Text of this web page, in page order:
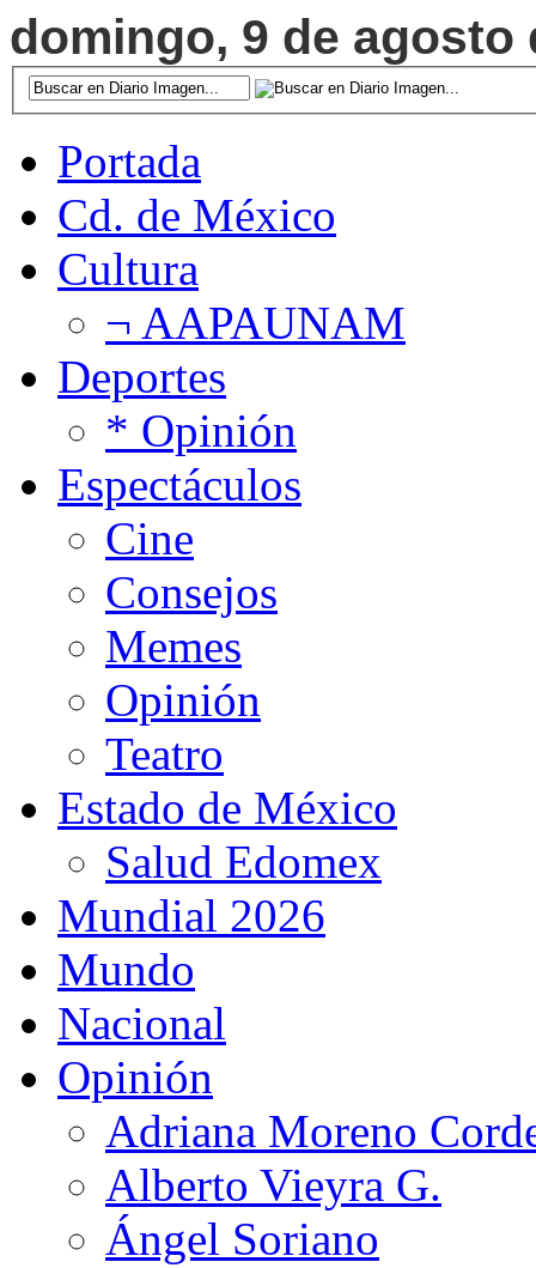
domingo, 9 de agosto
Portada
Cd. de México
Cultura
¬ AAPAUNAM
Deportes
* Opinión
Espectáculos
Cine
Consejos
Memes
Opinión
Teatro
Estado de México
Salud Edomex
Mundial 2026
Mundo
Nacional
Opinión
Adriana Moreno
Alberto Vieyra G.
Ángel Soriano